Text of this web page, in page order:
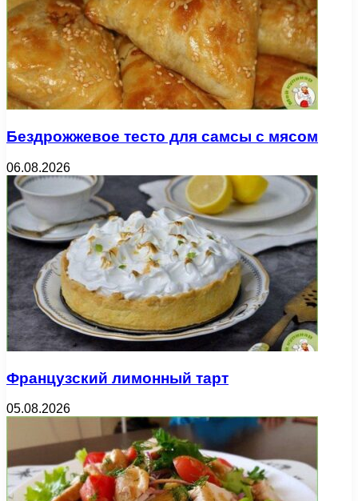
Бездрожжевое тесто для самсы с мясом
06.08.2026
Французский лимонный тарт
05.08.2026